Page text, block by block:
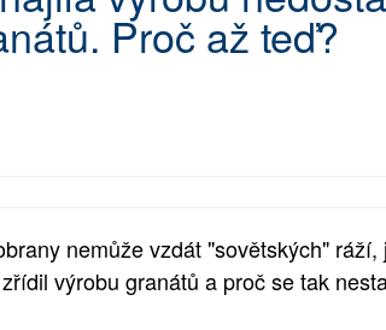
Proč až teď?
nemůže vzdát "sovětských" ráží,
výrobu granátů a proč se tak